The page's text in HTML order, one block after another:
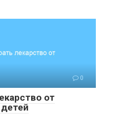
0
от